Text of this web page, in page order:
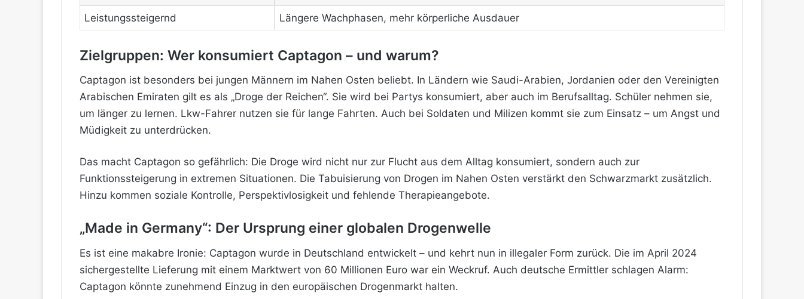
Leistungssteigernd Längere Wachphasen, mehr körperliche Ausdauer
Zielgruppen: Wer konsumiert Captagon – und warum?
Captagon ist besonders bei jungen Männern im Nahen Osten beliebt. In Ländern wie Saudi-Arabien, Jordanien oder den Vereinigten
Arabischen Emiraten gilt es als „Droge der Reichen“. Sie wird bei Partys konsumiert, aber auch im Berufsalltag. Schüler nehmen sie,
um länger zu lernen. Lkw-Fahrer nutzen sie für lange Fahrten. Auch bei Soldaten und Milizen kommt sie zum Einsatz – um Angst und
Müdigkeit zu unterdrücken.
Das macht Captagon so gefährlich: Die Droge wird nicht nur zur Flucht aus dem Alltag konsumiert, sondern auch zur
Funktionssteigerung in extremen Situationen. Die Tabuisierung von Drogen im Nahen Osten verstärkt den Schwarzmarkt zusätzlich.
Hinzu kommen soziale Kontrolle, Perspektivlosigkeit und fehlende Therapieangebote.
„Made in Germany“: Der Ursprung einer globalen Drogenwelle
Es ist eine makabre Ironie: Captagon wurde in Deutschland entwickelt – und kehrt nun in illegaler Form zurück. Die im April 2024
sichergestellte Lieferung mit einem Marktwert von 60 Millionen Euro war ein Weckruf. Auch deutsche Ermittler schlagen Alarm:
Captagon könnte zunehmend Einzug in den europäischen Drogenmarkt halten.